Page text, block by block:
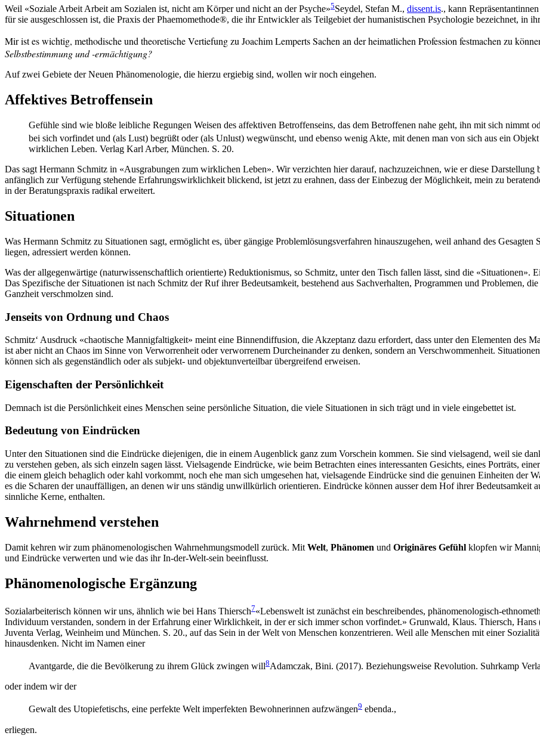
Weil «Soziale Arbeit Arbeit am Sozialen ist, nicht am Körper und nicht an der Psyche»5Seydel, Stefan M., dissent.is., kann
für sie ausgeschlossen ist, die Praxis der Phaemomethode®, die ihr Entwickler als Teilgebiet der humanistischen Psychologie bezeichnet, in
Mir ist es wichtig, methodische und theoretische Vertiefung zu Joachim Lemperts Sachen an der heimatlichen Profession festmachen zu
Selbstbestimmung und -ermächtigung?
Auf zwei Gebiete der Neuen Phänomenologie, die hierzu ergiebig sind, wollen wir noch eingehen.
Affektives Betroffensein
Gefühle sind wie bloße leibliche Regungen Weisen des affektiven Betroffenseins, das dem Betroffenen nahe geht, ihn mit sich nimmt
bei sich vorfindet und (als Lust) begrüßt oder (als Unlust) wegwünscht, und ebenso wenig Akte, mit denen man von sich aus ein Objekt
wirklichen Leben. Verlag Karl Arber, München. S. 20.
Das sagt Hermann Schmitz in «Ausgrabungen zum wirklichen Leben». Wir verzichten hier darauf, nachzuzeichnen, wie er diese
anfänglich zur Verfügung stehende Erfahrungswirklichkeit blickend, ist jetzt zu erahnen, dass der Einbezug der Möglichkeit, mein zu
in der Beratungspraxis radikal erweitert.
Situationen
Was Hermann Schmitz zu Situationen sagt, ermöglicht es, über gängige Problemlösungsverfahren hinauszugehen, weil anhand des
liegen, adressiert werden können.
Was der allgegenwärtige (naturwissenschaftlich orientierte) Reduktionismus, so Schmitz, unter den Tisch fallen lässt, sind die «Situationen».
Das Spezifische der Situationen ist nach Schmitz der Ruf ihrer Bedeutsamkeit, bestehend aus Sachverhalten, Programmen und Problemen,
Ganzheit verschmolzen sind.
Jenseits von Ordnung und Chaos
Schmitz‘ Ausdruck «chaotische Mannigfaltigkeit» meint eine Binnendiffusion, die Akzeptanz dazu erfordert, dass unter den Elementen des
ist aber nicht an Chaos im Sinne von Verworrenheit oder verworrenem Durcheinander zu denken, sondern an Verschwommenheit.
können sich als gegenständlich oder als subjekt- und objektunverteilbar übergreifend erweisen.
Eigenschaften der Persönlichkeit
Demnach ist die Persönlichkeit eines Menschen seine persönliche Situation, die viele Situationen in sich trägt und in viele eingebettet ist.
Bedeutung von Eindrücken
Unter den Situationen sind die Eindrücke diejenigen, die in einem Augenblick ganz zum Vorschein kommen. Sie sind vielsagend, weil sie
zu verstehen geben, als sich einzeln sagen lässt. Vielsagende Eindrücke, wie beim Betrachten eines interessanten Gesichts, eines Porträts,
die einem gleich behaglich oder kahl vorkommt, noch ehe man sich umgesehen hat, vielsagende Eindrücke sind die genuinen Einheiten der
es die Scharen der unauffälligen, an denen wir uns ständig unwillkürlich orientieren. Eindrücke können ausser dem Hof ihrer Bedeutsamkeit
sinnliche Kerne, enthalten.
Wahrnehmend verstehen
Damit kehren wir zum phänomenologischen Wahrnehmungsmodell zurück. Mit Welt, Phänomen und Originäres Gefühl klopfen wir
und Eindrücke verwerten und wie das ihr In-der-Welt-sein beeinflusst.
Phänomenologische Ergänzung
Sozialarbeiterisch können wir uns, ähnlich wie bei Hans Thiersch7«Lebenswelt ist zunächst ein beschreibendes, phänomenologisch-
Individuum verstanden, sondern in der Erfahrung einer Wirklichkeit, in der er sich immer schon vorfindet.» Grunwald, Klaus. Thiersch, Hans
Juventa Verlag, Weinheim und München. S. 20., auf das Sein in der Welt von Menschen konzentrieren. Weil alle Menschen mit einer
hinausdenken. Nicht im Namen einer
Avantgarde, die die Bevölkerung zu ihrem Glück zwingen will8Adamczak, Bini. (2017). Beziehungsweise Revolution. Suhrkamp
oder indem wir der
Gewalt des Utopiefetischs, eine perfekte Welt imperfekten Bewohnerinnen aufzwängen9 ebenda.,
erliegen.